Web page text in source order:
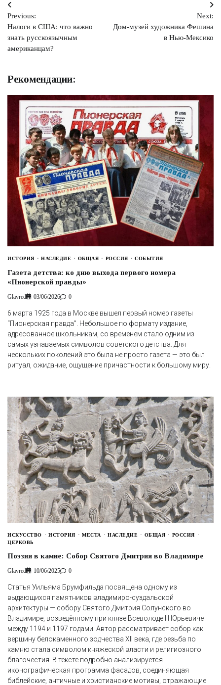
Навигация
по
записям
Previous:
Налоги в США: что важно
знать русскоязычным
американцам?
Next:
Дом-музей художника Фешина
в Нью-Мексико
Рекомендации:
ИСТОРИЯ НАСЛЕДИЕ ОБЩАЯ РОССИЯ СОБЫТИЯ
Газета детства: ко дню выхода первого номера
«Пионерской правды»
Glavred 03/06/2026 0
6 марта 1925 года в Москве вышел первый номер газеты
“Пионерская правда”. Небольшое по формату издание,
адресованное школьникам, со временем стало одним из
самых узнаваемых символов советского детства. Для
нескольких поколений это была не просто газета — это был
ритуал, ожидание, ощущение причастности к большому миру.
ИСКУССТВО ИСТОРИЯ МЕСТА НАСЛЕДИЕ ОБЩАЯ
РОССИЯ
ЦЕРКОВЬ
Поэзия в камне: Собор Святого Дмитрия во Владимире
Glavred 10/06/2025 0
Статья Уильяма Брумфильда посвящена одному из
выдающихся памятников владимиро-суздальской
архитектуры — собору Святого Дмитрия Солунского во
Владимире, возведённому при князе Всеволоде III Юрьевиче
между 1194 и 1197 годами. Автор рассматривает собор как
вершину белокаменного зодчества XII века, где резьба по
камню стала символом княжеской власти и религиозного
благочестия. В тексте подробно анализируется
иконографическая программа фасадов, соединяющая
библейские, античные и христианские мотивы, отражающие